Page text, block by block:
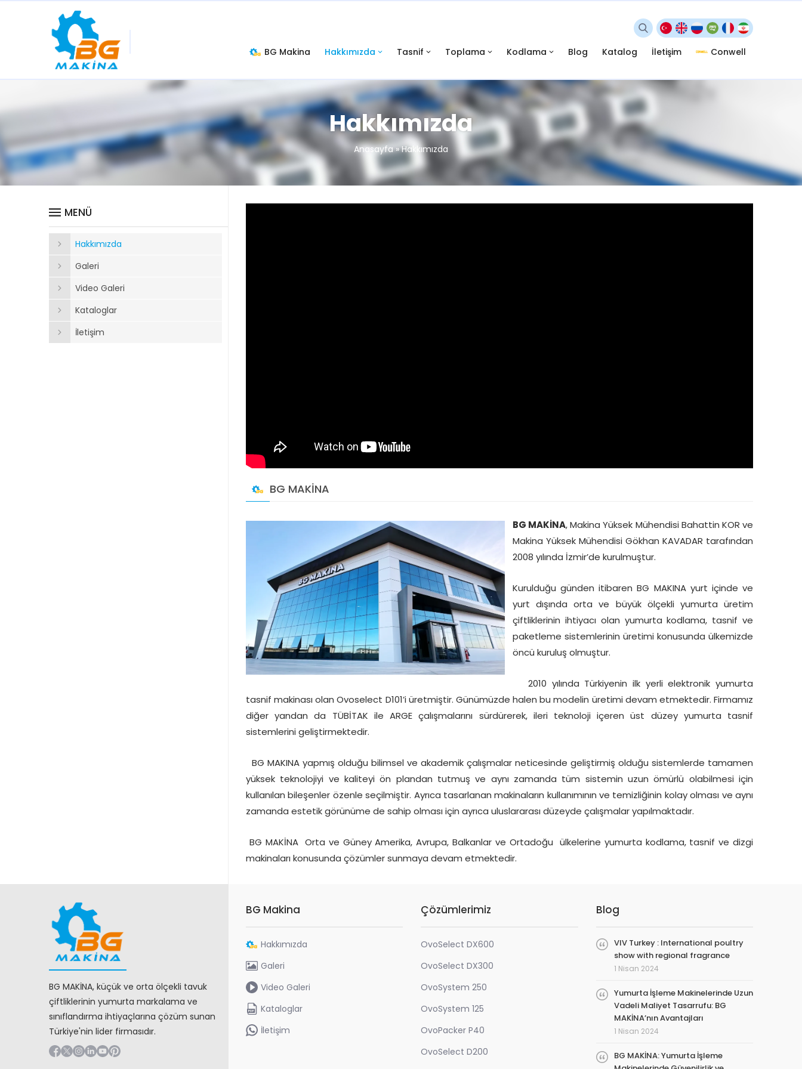
BG Makina Hakkımızda Tasnif Toplama Kodlama Blog Katalog İletişim Conwell
Hakkımızda
Anasayfa»Hakkımızda
BG MAKİNA
BG MAKİNA, Makina Yüksek Mühendisi Bahattin KOR ve
Makina Yüksek Mühendisi Gökhan KAVADAR tarafından
2008 yılında İzmir’de kurulmuştur.
Kurulduğu günden itibaren BG MAKINA yurt içinde ve
yurt dışında orta ve büyük ölçekli yumurta üretim
çiftliklerinin ihtiyacı olan yumurta kodlama, tasnif ve
paketleme sistemlerinin üretimi konusunda ülkemizde
öncü kuruluş olmuştur.
2010 yılında Türkiyenin ilk yerli elektronik yumurta
tasnif makinası olan Ovoselect D101’i üretmiştir. Günümüzde halen bu modelin üretimi devam etmektedir. Firmamız
diğer yandan da TÜBİTAK ile ARGE çalışmalarını sürdürerek, ileri teknoloji içeren üst düzey yumurta tasnif
sistemlerini geliştirmektedir.
BG MAKINA yapmış olduğu bilimsel ve akademik çalışmalar neticesinde geliştirmiş olduğu sistemlerde tamamen
yüksek teknolojiyi ve kaliteyi ön plandan tutmuş ve aynı zamanda tüm sistemin uzun ömürlü olabilmesi için
kullanılan bileşenler özenle seçilmiştir. Ayrıca tasarlanan makinaların kullanımının ve temizliğinin kolay olması ve aynı
zamanda estetik görünüme de sahip olması için ayrıca uluslararası düzeyde çalışmalar yapılmaktadır.
BG MAKİNA Orta ve Güney Amerika, Avrupa, Balkanlar ve Ortadoğu ülkelerine yumurta kodlama, tasnif ve dizgi
makinaları konusunda çözümler sunmaya devam etmektedir.
MENÜ
Hakkımızda
Galeri
Video Galeri
Kataloglar
İletişim
BG MAKİNA, küçük ve orta ölçekli tavuk
çiftliklerinin yumurta markalama ve
sınıflandırma ihtiyaçlarına çözüm sunan
Türkiye'nin lider firmasıdır.
BG Makina
Hakkımızda
Galeri
Video Galeri
Kataloglar
İletişim
Çözümlerimiz
OvoSelect DX600
OvoSelect DX300
OvoSystem 250
OvoSystem 125
OvoPacker P40
OvoSelect D200
Blog
VIV Turkey : International poultry
show with regional fragrance
1 Nisan 2024
Yumurta İşleme Makinelerinde Uzun
Vadeli Maliyet Tasarrufu: BG
MAKİNA’nın Avantajları
1 Nisan 2024
BG MAKİNA: Yumurta İşleme